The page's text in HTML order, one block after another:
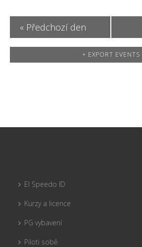
v
i
g
« Předchozí den
+ EXPORT EVENTS
El Speedo ID
Kurzy a licence
PG vybavení
Piloti sobě